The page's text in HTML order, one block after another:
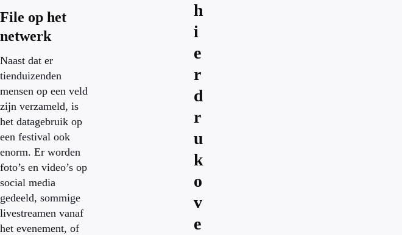
File op het
netwerk
Naast dat er
tienduizenden
mensen op een veld
zijn verzameld, is
het datagebruik op
een festival ook
enorm. Er worden
foto’s en video’s op
social media
gedeeld, sommige
livestreamen vanaf
het evenement, of
h
i
e
r
d
r
u
k
o
v
e